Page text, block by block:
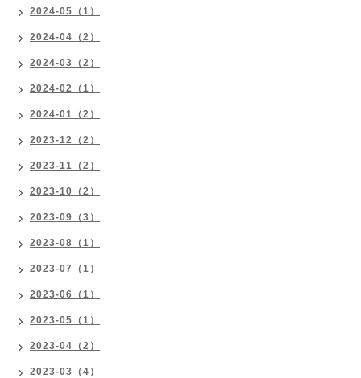
2024-05（1）
2024-04（2）
2024-03（2）
2024-02（1）
2024-01（2）
2023-12（2）
2023-11（2）
2023-10（2）
2023-09（3）
2023-08（1）
2023-07（1）
2023-06（1）
2023-05（1）
2023-04（2）
2023-03（4）